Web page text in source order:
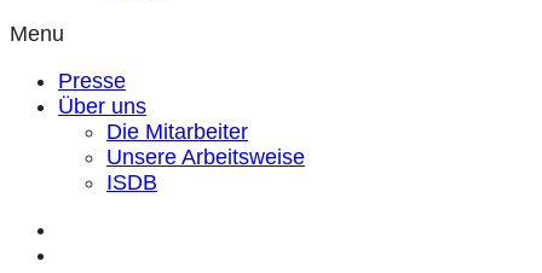
Menu
Presse
Über uns
Die Mitarbeiter
Unsere Arbeitsweise
ISDB